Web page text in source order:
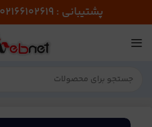
پشتیبانی : 02166102619 - 09366119082